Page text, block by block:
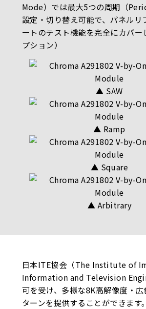
Mode）では最大5つの周期（
設定・切り替え可能で、パネルリ
ートのテスト機能を完全にカバー
プション）
▲ SAW
▲ Ramp
▲ Square
▲ Arbitrary
日本ITE協会（The Institute of
Information and Television
可を受け、多様な8K高解像度・
ターンを提供することができます